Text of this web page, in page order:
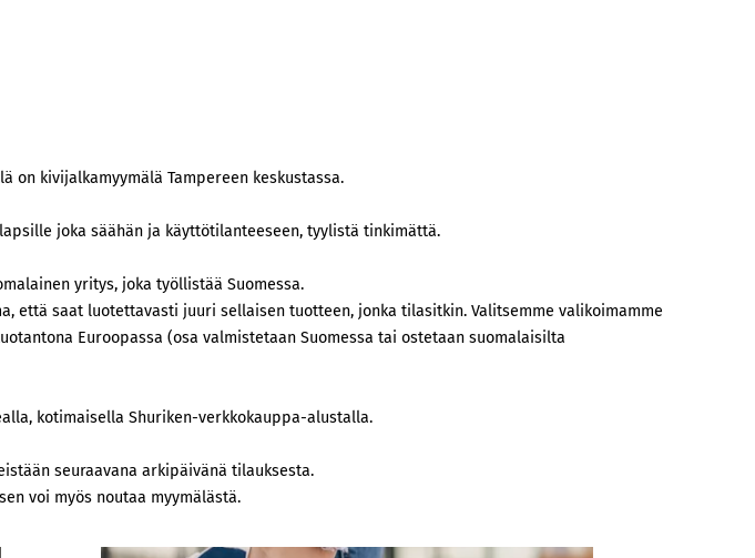
on kivijalkamyymälä Tampereen keskustassa.
joka säähän ja käyttötilanteeseen, tyylistä tinkimättä.
yritys, joka työllistää Suomessa.
että saat luotettavasti juuri sellaisen tuotteen, jonka tilasitkin. Valitsemme valikoimamme
Euroopassa (osa valmistetaan Suomessa tai ostetaan suomalaisilta
kotimaisella Shuriken-verkkokauppa-alustalla.
seuraavana arkipäivänä tilauksesta.
voi myös noutaa myymälästä.